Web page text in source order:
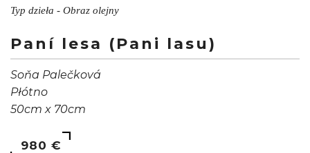
Typ dzieła - Obraz olejny
Paní lesa (Pani lasu)
Soňa Palečková
Płótno
50cm x 70cm
980 €